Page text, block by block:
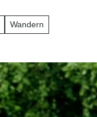
Wandern